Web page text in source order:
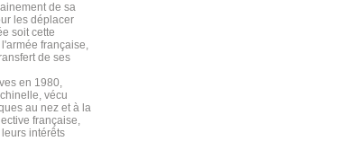
de sa
les déplacer
soit cette
française,
de ses
en 1980,
vécu
au nez et à la
française,
intérêts